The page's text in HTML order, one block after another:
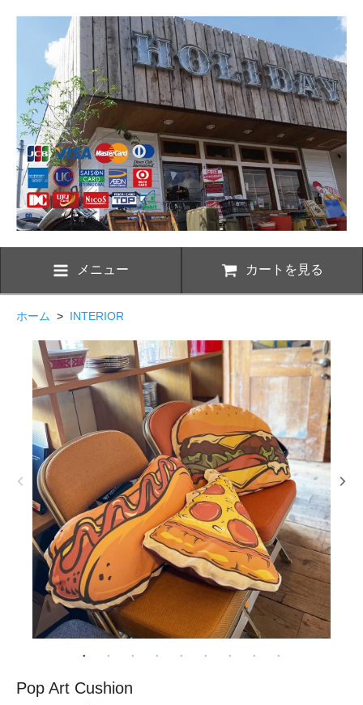
メニュー カートを見る
ホーム > INTERIOR
Pop Art Cushion